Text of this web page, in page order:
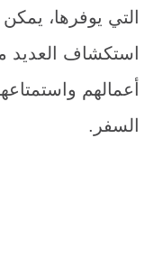
التي يوفرها،
استكشاف العديد
أعمالهم
السفر.